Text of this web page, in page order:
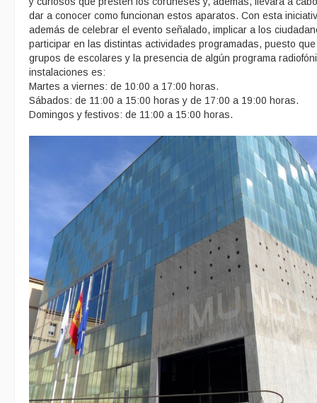
dar a conocer como funcionan estos aparatos. Con esta
además de celebrar el evento señalado, implicar a los
participar en las distintas actividades programadas, puesto
grupos de escolares y la presencia de algún programa
instalaciones es:
Martes a viernes: de 10:00 a 17:00 horas.
Sábados: de 11:00 a 15:00 horas y de 17:00 a 19:00 horas.
Domingos y festivos: de 11:00 a 15:00 horas.